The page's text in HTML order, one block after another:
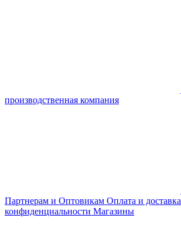
производственная компания
Партнерам и Оптовикам Оплата и доставка
конфиденциальности Магазины